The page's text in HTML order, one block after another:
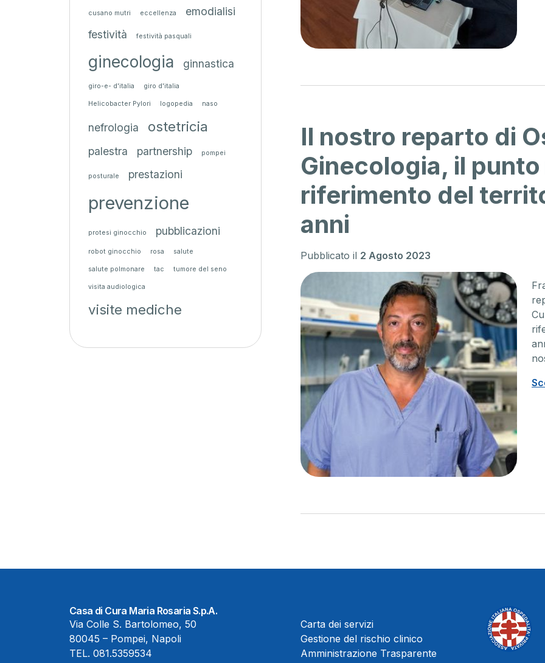
Il nostro reparto di
Ginecologia, il
riferimento del
anni
Pubblicato il 2 Agosto 2023
cusano mutri eccellenza
emodialisi
festività
festività pasquali
ginecologia ginnastica
giro-e- d'italia giro d'italia
Helicobacter Pylori logopedia naso
nefrologia ostetricia
palestra partnership pompei
posturale prestazioni
prevenzione
protesi ginocchio pubblicazioni
robot ginocchio rosa salute
salute polmonare tac tumore del seno
visita audiologica
visite mediche
Casa di Cura Maria Rosaria S.p.A.
Via Colle S. Bartolomeo, 50
80045 – Pompei, Napoli
TEL. 081.5359534
Carta dei servizi
Gestione del rischio clinico
Amministrazione Trasparente